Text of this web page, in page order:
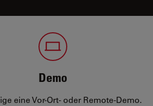
Demo
eine Vor-Ort- oder Remote-Demo.